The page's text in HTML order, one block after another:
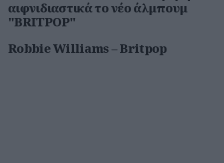
αιφνιδιαστικά το νέο άλμπουμ
"BRITPOP"
Robbie Williams – Britpop